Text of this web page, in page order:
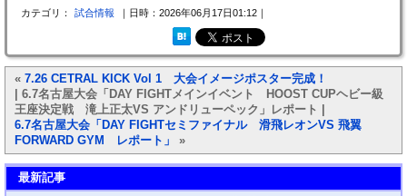
カテゴリ： 試合情報 ｜日時：2026年06月17日01:12｜
« 7.26 CETRAL KICK Vol 1 大会イメージポスター完成！
| 6.7名古屋大会「DAY FIGHTメインイベント HOOST CUPヘビー級
王座決定戦 滝上正太VS アンドリューペック」レポート |
6.7名古屋大会「DAY FIGHTセミファイナル 滑飛レオンVS 飛翼
FORWARD GYM レポート」
»
最新記事